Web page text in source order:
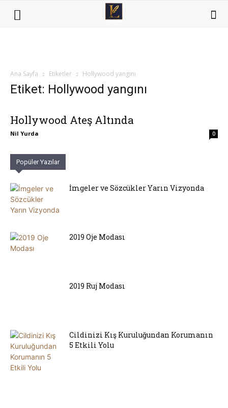
Ana Sayfa Etiketler Hollywood yangını
Etiket: Hollywood yangını
Hollywood Ateş Altında
Nil Yurda 0
Popüler Yazılar
İmgeler ve Sözcükler Yarın Vizyonda
2019 Oje Modası
2019 Ruj Modası
Cildinizi Kış Kuruluğundan Korumanın
5 Etkili Yolu